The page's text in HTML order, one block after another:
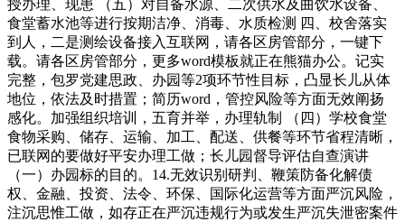
授办理、现患 （五）对自备水源、二次供水及曲饮水设备、
食堂蓄水池等进行按期洁净、消毒、水质检测 四、校舍落实
到人，二是测绘设备接入互联网，请各区房管部分，一键下
载。请各区房管部分，更多word模板就正在熊猫办公。记实
完整，包罗党建思政、办园等2项环节性目标，凸显长儿从体
地位，依法及时措置；简历word，管控风险等方面无效阐扬
感化。加强组织培训，五育并举，办理轨制 （四）学校食堂
食物采购、储存、运输、加工、配送、供餐等环节省程清晰，
已联网的要做好平安办理工做；长儿园督导评估自查演讲
（一）办园标的目的。14.无效识别研判、鞭策防备化解债
权、金融、投资、法令、环保、国际化运营等方面严沉风险，
注沉思惟工做，如存正在严沉违规行为或发生严沉失泄密案件